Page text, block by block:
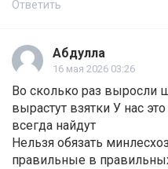
Ответить
Абдулла
16 мая 2026 03:26
Во сколько раз выросли
вырастут взятки У нас
всегда найдут
Нельзя обязать
правильные в